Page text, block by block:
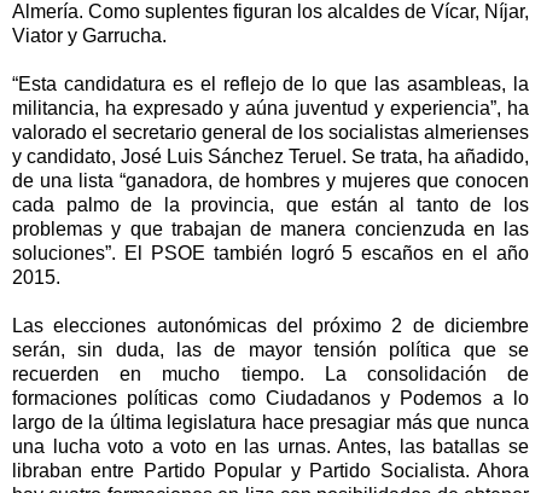
Almería. Como suplentes figuran los alcaldes de Vícar, Níjar,
Viator y Garrucha.
“Esta candidatura es el reflejo de lo que las asambleas, la
militancia, ha expresado y aúna juventud y experiencia”, ha
valorado el secretario general de los socialistas almerienses
y candidato, José Luis Sánchez Teruel. Se trata, ha añadido,
de una lista “ganadora, de hombres y mujeres que conocen
cada palmo de la provincia, que están al tanto de los
problemas y que trabajan de manera concienzuda en las
soluciones”. El PSOE también logró 5 escaños en el año
2015.
Las elecciones autonómicas del próximo 2 de diciembre
serán, sin duda, las de mayor tensión política que se
recuerden en mucho tiempo. La consolidación de
formaciones políticas como Ciudadanos y Podemos a lo
largo de la última legislatura hace presagiar más que nunca
una lucha voto a voto en las urnas. Antes, las batallas se
libraban entre Partido Popular y Partido Socialista. Ahora